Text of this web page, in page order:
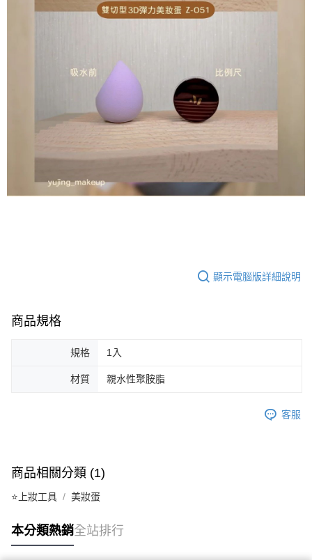
顯示電腦版詳細說明
商品規格
規格 1入
材質 親水性聚胺脂
客服
商品相關分類 (1)
⭐上妝工具 美妝蛋
本分類熱銷全站排行